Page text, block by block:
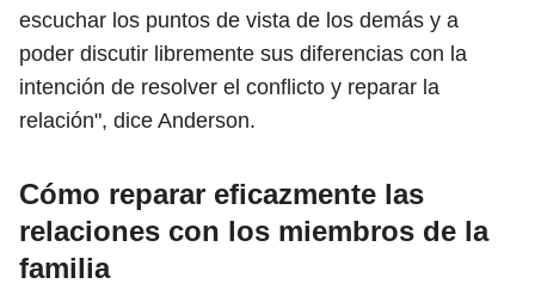
escuchar los puntos de vista de los demás y a
poder discutir libremente sus diferencias con la
intención de resolver el conflicto y reparar la
relación", dice Anderson.
Cómo reparar eficazmente las
relaciones con los miembros de la
familia